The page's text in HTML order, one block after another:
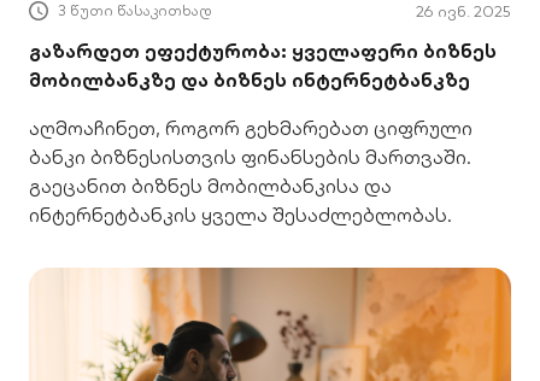
3 წუთი წასაკითხად 26 ივნ. 2025
გაზარდეთ ეფექტურობა: ყველაფერი ბიზნეს
მობილბანკზე და ბიზნეს ინტერნეტბანკზე
აღმოაჩინეთ, როგორ გეხმარებათ ციფრული
ბანკი ბიზნესისთვის ფინანსების მართვაში.
გაეცანით ბიზნეს მობილბანკისა და
ინტერნეტბანკის ყველა შესაძლებლობას.